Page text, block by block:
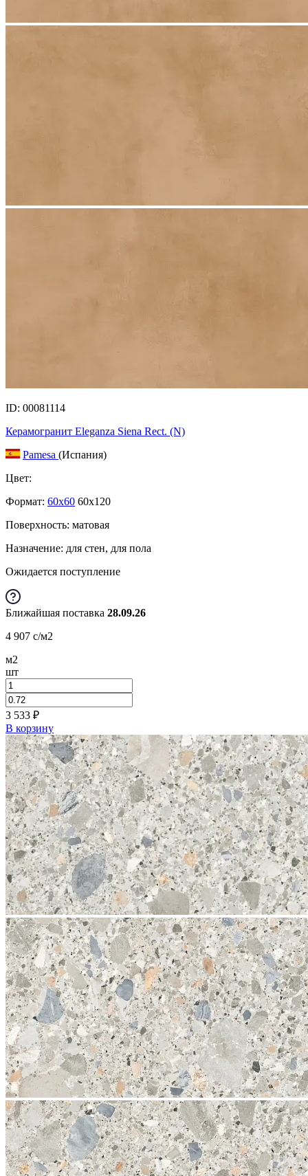
ID: 00081114
Керамогранит Eleganza Siena Rect. (N)
Pamesa (Испания)
Цвет:
Формат: 60x60 60x120
Поверхность: матовая
Назначение: для стен, для пола
Ожидается поступление
Ближайшая поставка 28.09.26
4 907 c/м2
м2
шт
3 533 ₽
В корзину